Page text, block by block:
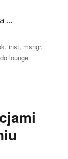
…
,inst, msngr,
lounge